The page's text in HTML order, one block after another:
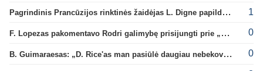
Pagrindinis Prancūzijos rinktinės žaidėjas L. Digne papildė PSG gretas 1
F. Lopezas pakomentavo Rodri galimybę prisijungti prie „Barcelona“ ekipos 0
B. Guimaraesas: „D. Rice'as man pasiūlė daugiau nebekovoti tarpusavyje“ 0